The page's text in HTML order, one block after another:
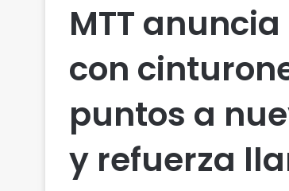
MTT
con
puntos a
y refuerza